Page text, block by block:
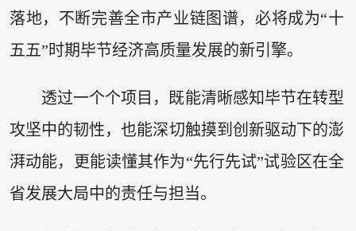
落地，不断完善全市产业链图谱，必将成为“十
五五”时期毕节经济高质量发展的新引擎。
透过一个个项目，既能清晰感知毕节在转型
攻坚中的韧性，也能深切触摸到创新驱动下的澎
湃动能，更能读懂其作为“先行先试”试验区在全
省发展大局中的责任与担当。